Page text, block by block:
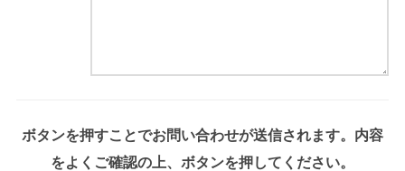
ボタンを押すことでお問い合わせが送信されます。内容
をよくご確認の上、ボタンを押してください。